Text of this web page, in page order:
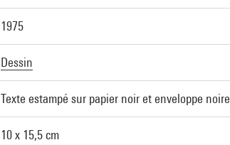
1975
Dessin
Texte estampé sur papier noir et enveloppe noire
10 x 15,5 cm